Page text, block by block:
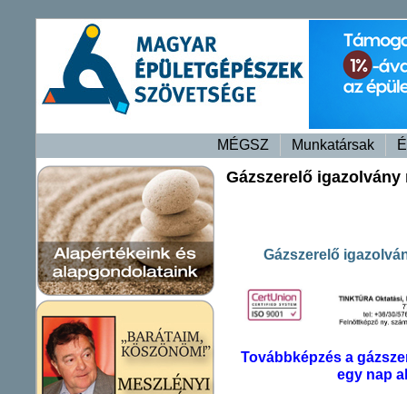
MÉGSZ Munkatársak
Gázszerelő
Gázszerelő
Továbbképzés a
egy nap